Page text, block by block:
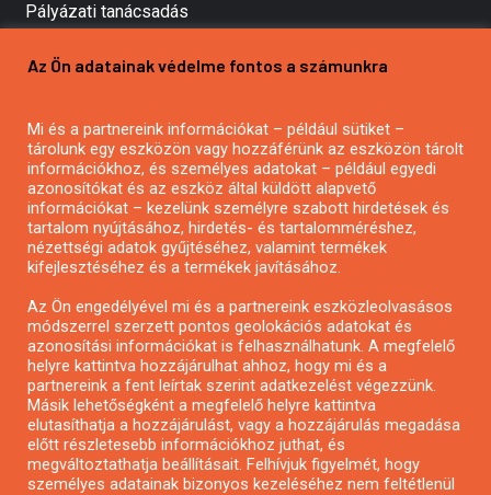
Pályázati tanácsadás
Mezőgazdasági pályázatírás
Pályázatírás civil szervezeteknek
Pályázatírás önkormányzatoknak
Pályázatfigyelés
Specifikus pályázatfigyelés vagy hírlevél
Pályázatok magánszemélyeknek
Pályázatok civil szervezeteknek
Pályázatok vállalkozásoknak
Önkormányzati pályázatok
Mezőgazdasági pályázatok
Az Ön adatainak védelme fontos a számunkra
Mi és a partnereink információkat – például sütiket –
tárolunk egy eszközön vagy hozzáférünk az eszközön tárolt
információkhoz, és személyes adatokat – például egyedi
azonosítókat és az eszköz által küldött alapvető
információkat – kezelünk személyre szabott hirdetések és
tartalom nyújtásához, hirdetés- és tartalomméréshez,
nézettségi adatok gyűjtéséhez, valamint termékek
kifejlesztéséhez és a termékek javításához.
Az Ön engedélyével mi és a partnereink eszközleolvasásos
módszerrel szerzett pontos geolokációs adatokat és
azonosítási információkat is felhasználhatunk. A megfelelő
helyre kattintva hozzájárulhat ahhoz, hogy mi és a
partnereink a fent leírtak szerint adatkezelést végezzünk.
Másik lehetőségként a megfelelő helyre kattintva
elutasíthatja a hozzájárulást, vagy a hozzájárulás megadása
előtt részletesebb információkhoz juthat, és
megváltoztathatja beállításait. Felhívjuk figyelmét, hogy
személyes adatainak bizonyos kezeléséhez nem feltétlenül